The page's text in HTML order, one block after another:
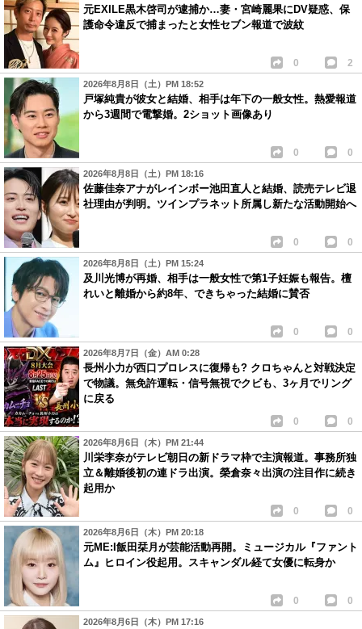
元EXILE黒木啓司が逮捕か…妻・宮崎麗果にDV疑惑、保
護命令違反で捕まったと女性セブン報道で波紋
0 2
2026年8月8日（土）PM 18:52
戸塚純貴が彼女と結婚、相手は年下の一般女性。熱愛報道
から3週間で電撃婚。2ショット画像あり
0 0
2026年8月8日（土）PM 18:16
佐藤佳奈アナがレインボー池田直人と結婚、読売テレビ退
社理由が判明。ツインプラネット所属し新たな活動開始へ
0 0
2026年8月8日（土）PM 15:24
及川光博が再婚、相手は一般女性で第1子妊娠も報告。檀
れいと離婚から約8年、できちゃった結婚に賛否
0 0
2026年8月7日（金）AM 0:28
長州小力が西口プロレスに復帰も? クロちゃんと対戦決定
で物議。無免許運転・信号無視でクビも、3ヶ月でリング
に戻る
0 0
2026年8月6日（木）PM 21:44
川栄李奈がテレビ朝日の新ドラマ枠で主演報道。事務所独
立＆離婚後初の連ドラ出演。榮倉奈々出演の注目作に続き
起用か
0 0
2026年8月6日（木）PM 20:18
元ME:I飯田栞月が芸能活動再開。ミュージカル『ファント
ム』ヒロイン役起用。スキャンダル経て女優に転身か
0 0
2026年8月6日（木）PM 17:16